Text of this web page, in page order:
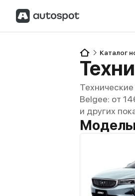
Каталог
Belgee: от
и других